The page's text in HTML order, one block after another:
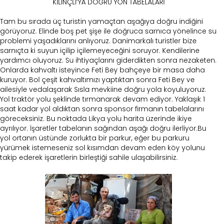
KILINÇLI’YA DOĞRU YÖN TABELALARI
Tam bu sırada üç turistin yamaçtan aşağıya doğru indiğini
görüyoruz. Elinde boş pet şişe ile doğruca sarnıca yönelince su
problemi yaşadıklarını anlıyoruz. Danimarkalı turistler bize
sarnıçta ki suyun içilip içilemeyeceğini soruyor. Kendilerine
yardımcı oluyoruz. Su ihtiyaçlarını giderdikten sonra nezaketen.
Onlarda kahvaltı isteyince Feti Bey bahçeye bir masa daha
kuruyor. Bol çeşit kahvaltımızı yaptıktan sonra Feti Bey ve
ailesiyle vedalaşarak Sısla mevkiine doğru yola koyuluyoruz.
Yol traktör yolu şeklinde tırmanarak devam ediyor. Yaklaşık 1
saat kadar yol aldıktan sonra sponsor firmanın tabelalarını
göreceksiniz. Bu noktada Likya yolu harita üzerinde ikiye
ayrılıyor. İşaretler tabelanın sağından aşağı doğru ilerliyor.Bu
yol ortanın üstünde zorlukta bir parkur, eğer bu parkuru
yürümek istemeseniz sol kısımdan devam eden köy yolunu
takip ederek işaretlerin birleştiği sahile ulaşabilirsiniz.